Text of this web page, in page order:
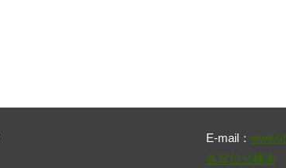
E-mail：
各單位分機表